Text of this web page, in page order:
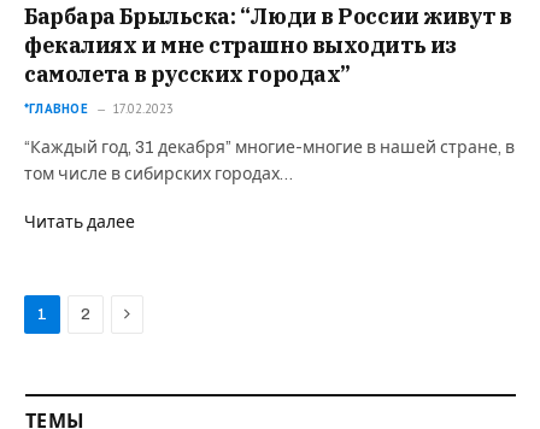
Барбара Брыльска: “Люди в России живут в
фекалиях и мне страшно выходить из
самолета в русских городах”
*ГЛАВНОЕ 17.02.2023
“Каждый год, 31 декабря” многие-многие в нашей стране, в
том числе в сибирских городах…
Читать далее
1 2 Next
ТЕМЫ